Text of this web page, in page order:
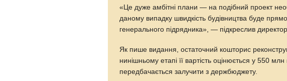
«Це дуже амбітні плани — на подібний проект
даному випадку швидкість будівництва буде прямо
генерального підрядника», — підкреслив
Як пише видання, остаточний кошторис
нинішньому етапі її вартість оцінюється у 550
передбачається залучити з держбюджету.